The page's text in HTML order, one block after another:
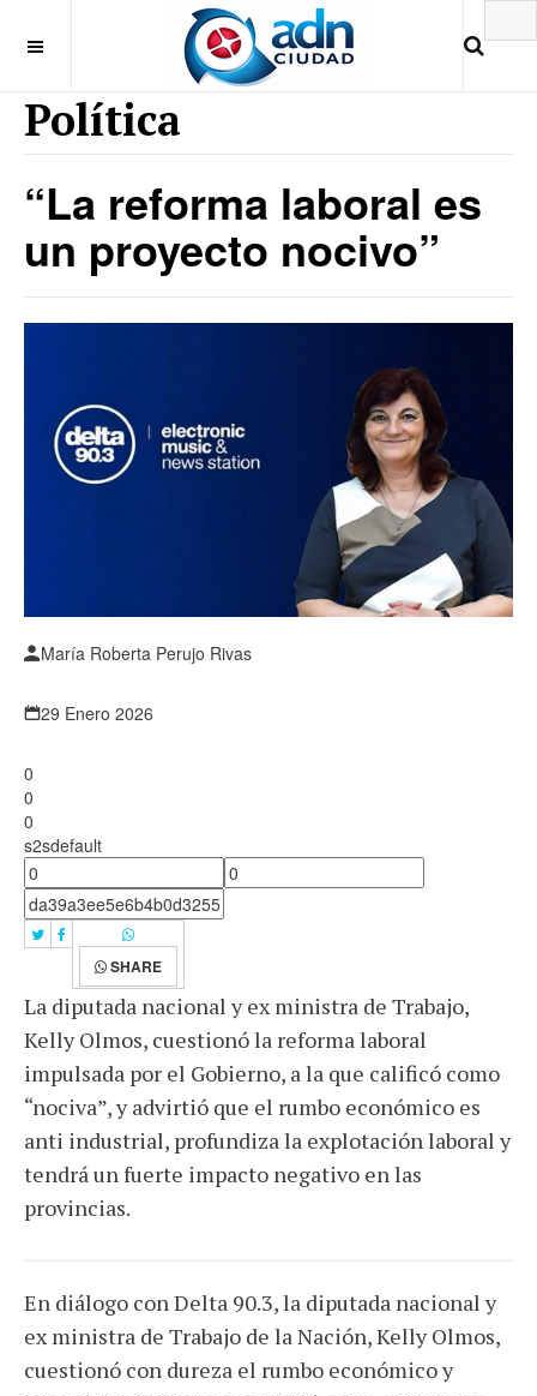
Política
“La reforma laboral es
un proyecto nocivo”
María Roberta Perujo Rivas
29 Enero 2026
0
0
0
s2sdefault
SHARE
La diputada nacional y ex ministra de Trabajo,
Kelly Olmos, cuestionó la reforma laboral
impulsada por el Gobierno, a la que calificó como
“nociva”, y advirtió que el rumbo económico es
anti industrial, profundiza la explotación laboral y
tendrá un fuerte impacto negativo en las
provincias.
En diálogo con Delta 90.3, la diputada nacional y
ex ministra de Trabajo de la Nación, Kelly Olmos,
cuestionó con dureza el rumbo económico y